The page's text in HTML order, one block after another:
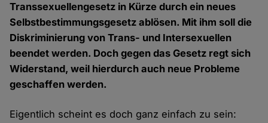
Transsexuellengesetz in Kürze durch ein neues
Selbstbestimmungsgesetz ablösen. Mit ihm soll die
Diskriminierung von Trans- und Intersexuellen
beendet werden. Doch gegen das Gesetz regt sich
Widerstand, weil hierdurch auch neue Probleme
geschaffen werden.
Eigentlich scheint es doch ganz einfach zu sein: